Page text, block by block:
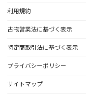
利用規約
古物営業法に基づく表示
特定商取引法に基づく表示
プライバシーポリシー
サイトマップ